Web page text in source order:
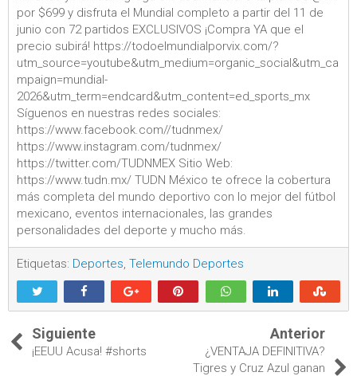
por $699 y disfruta el Mundial completo a partir del 11 de
junio con 72 partidos EXCLUSIVOS ¡Compra YA que el
precio subirá! https://todoelmundialporvix.com/?
utm_source=youtube&utm_medium=organic_social&utm_ca
mpaign=mundial-
2026&utm_term=endcard&utm_content=ed_sports_mx
Síguenos en nuestras redes sociales:
https://www.facebook.com//tudnmex/
https://www.instagram.com/tudnmex/
https://twitter.com/TUDNMEX Sitio Web:
https://www.tudn.mx/ TUDN México te ofrece la cobertura
más completa del mundo deportivo con lo mejor del fútbol
mexicano, eventos internacionales, las grandes
personalidades del deporte y mucho más.
Etiquetas: Deportes, Telemundo Deportes
Siguiente
¡EEUU Acusa! #shorts
Anterior
¿VENTAJA DEFINITIVA?
Tigres y Cruz Azul ganan